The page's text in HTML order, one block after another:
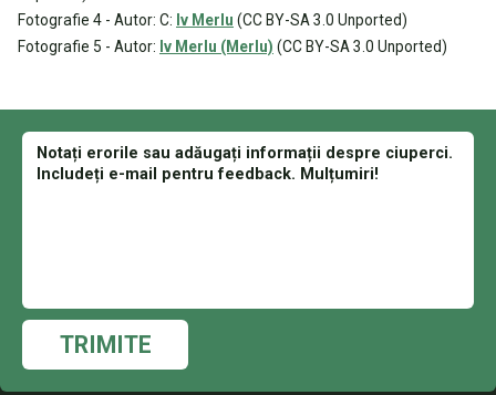
Fotografie 4 - Autor: C: Iv Merlu (CC BY-SA 3.0 Unported)
Fotografie 5 - Autor: Iv Merlu (Merlu) (CC BY-SA 3.0 Unported)
TRIMITE